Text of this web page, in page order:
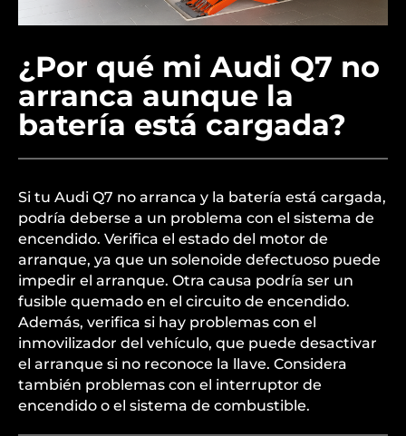
¿Por qué mi Audi Q7 no
arranca aunque la
batería está cargada?
Si tu Audi Q7 no arranca y la batería está cargada,
podría deberse a un problema con el sistema de
encendido. Verifica el estado del motor de
arranque, ya que un solenoide defectuoso puede
impedir el arranque. Otra causa podría ser un
fusible quemado en el circuito de encendido.
Además, verifica si hay problemas con el
inmovilizador del vehículo, que puede desactivar
el arranque si no reconoce la llave. Considera
también problemas con el interruptor de
encendido o el sistema de combustible.